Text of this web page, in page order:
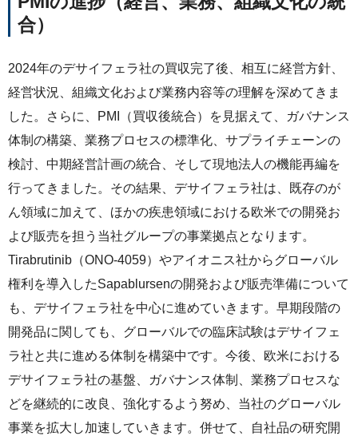
合）
2024年のデサイフェラ社の買収完了後、相互に経営方針、
経営状況、組織文化および業務内容等の理解を深めてきま
した。さらに、PMI（買収後統合）を見据えて、ガバナンス
体制の構築、業務プロセスの標準化、サプライチェーンの
検討、中期経営計画の統合、そして現地法人の機能再編を
行ってきました。その結果、デサイフェラ社は、既存のが
ん領域に加えて、ほかの疾患領域における欧米での開発お
よび販売を担う当社グループの事業拠点となります。
Tirabrutinib（ONO-4059）やアイオニス社からグローバル
権利を導入したSapablursenの開発および販売準備について
も、デサイフェラ社を中心に進めていきます。早期段階の
開発品に関しても、グローバルでの臨床試験はデサイフェ
ラ社と共に進める体制を構築中です。今後、欧米における
デサイフェラ社の基盤、ガバナンス体制、業務プロセスな
どを継続的に改良、強化するよう努め、当社のグローバル
事業を拡大し加速していきます。併せて、自社品の研究開